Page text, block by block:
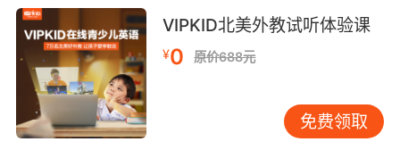
英语应用能力。
方法四适用于有本身具有教学条件的家长，能为
孩子拟定相关的学习计划，在日常生活中能够自
然而然引导孩子学英语、说英语，让孩子活学活
用。
VIPKID北美外教试听体验课
¥0 原价688元
免费领取